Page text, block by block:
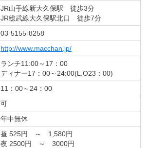
JR山手線新大久保駅 徒歩3分
JR総武線大久保駅北口 徒歩7分
03-5155-8258
http://www.macchan.jp/
ランチ11:00～17：00
ディナー17：00～24:00(L.O23：00)
11：00～24：00
可
年中無休
昼 525円 ～ 1,580円
夜 2500円 ～ 3000円